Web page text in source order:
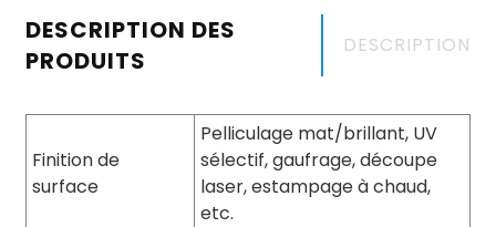
DESCRIPTION DES
PRODUITS
DESCRIPTION
Finition de
surface
Pelliculage mat/brillant, UV
sélectif, gaufrage, découpe
laser, estampage à chaud,
etc.